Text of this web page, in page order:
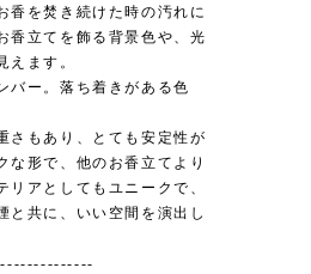
香を焚き続けた時の汚れに
香立てを飾る背景色や、光
えます。
バー。落ち着きがある色
さもあり、とても安定性が
な形で、他のお香立てより
アとしてもユニークで、
と共に、いい空間を演出し